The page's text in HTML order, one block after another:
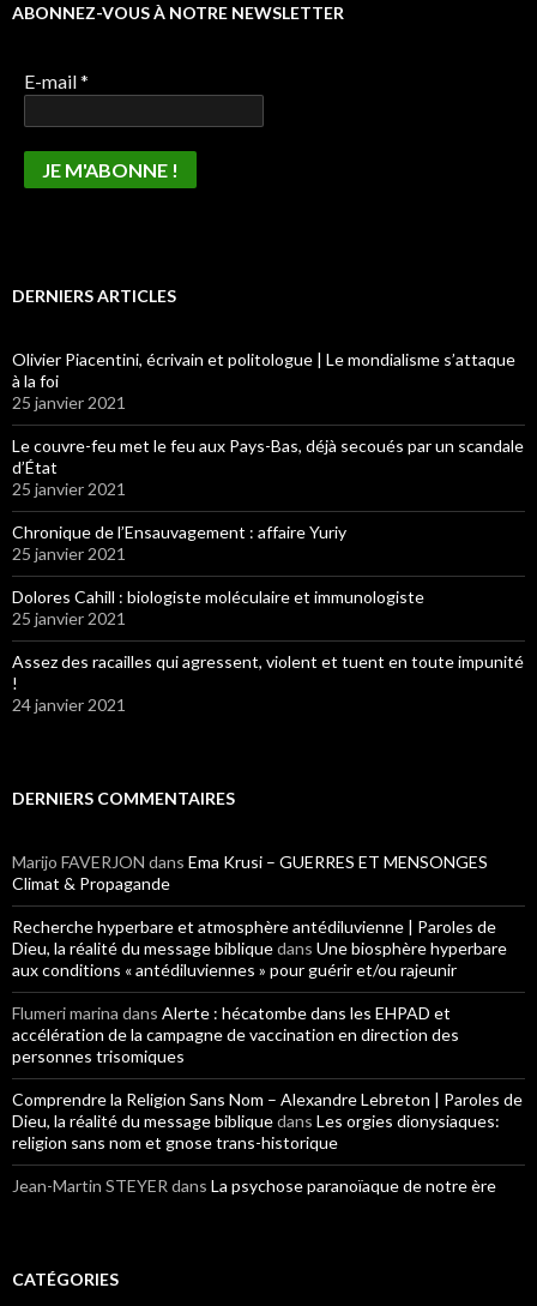
ABONNEZ-VOUS À NOTRE NEWSLETTER
E-mail*
DERNIERS ARTICLES
Olivier Piacentini, écrivain et politologue | Le mondialisme s’attaque
à la foi
25 janvier 2021
Le couvre-feu met le feu aux Pays-Bas, déjà secoués par un scandale
d’État
25 janvier 2021
Chronique de l’Ensauvagement : affaire Yuriy
25 janvier 2021
Dolores Cahill : biologiste moléculaire et immunologiste
25 janvier 2021
Assez des racailles qui agressent, violent et tuent en toute impunité
!
24 janvier 2021
DERNIERS COMMENTAIRES
Marijo FAVERJON dans Ema Krusi – GUERRES ET MENSONGES
Climat & Propagande
Recherche hyperbare et atmosphère antédiluvienne | Paroles de
Dieu, la réalité du message bibliquedans Une biosphère hyperbare
aux conditions « antédiluviennes » pour guérir et/ou rajeunir
Flumeri marina dans Alerte : hécatombe dans les EHPAD et
accélération de la campagne de vaccination en direction des
personnes trisomiques
Comprendre la Religion Sans Nom – Alexandre Lebreton | Paroles de
Dieu, la réalité du message bibliquedans Les orgies dionysiaques:
religion sans nom et gnose trans-historique
Jean-Martin STEYER dans La psychose paranoïaque de notre ère
CATÉGORIES